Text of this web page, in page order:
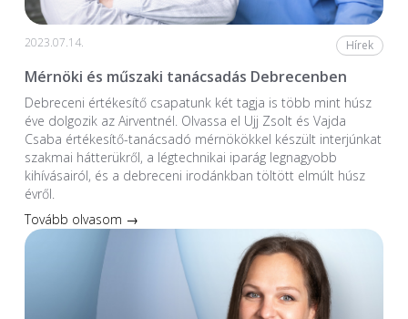
2023.07.14. Hírek
Mérnöki és műszaki tanácsadás Debrecenben
Debreceni értékesítő csapatunk két tagja is több mint húsz
éve dolgozik az Airventnél. Olvassa el Ujj Zsolt és Vajda
Csaba értékesítő-tanácsadó mérnökökkel készült interjúnkat
szakmai hátterükről, a légtechnikai iparág legnagyobb
kihívásairól, és a debreceni irodánkban töltött elmúlt húsz
évről.
Tovább olvasom →